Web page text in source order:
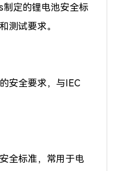
定的锂电池安全标
测试要求。
安全要求，与IEC
全标准，常用于电